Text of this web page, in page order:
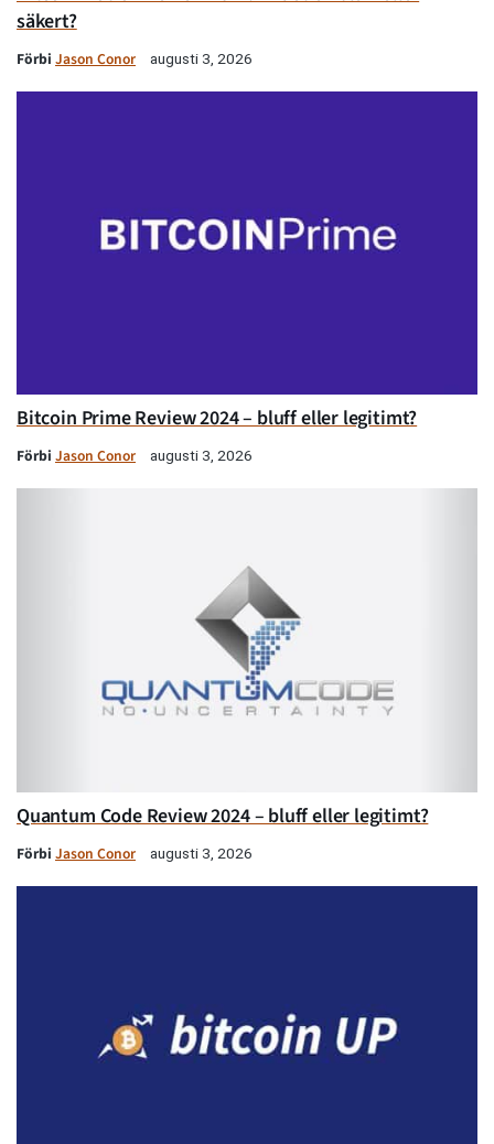
säkert?
Förbi Jason Conor augusti 3, 2026
Bitcoin Prime Review 2024 – bluff eller legitimt?
Förbi Jason Conor augusti 3, 2026
Quantum Code Review 2024 – bluff eller legitimt?
Förbi Jason Conor augusti 3, 2026